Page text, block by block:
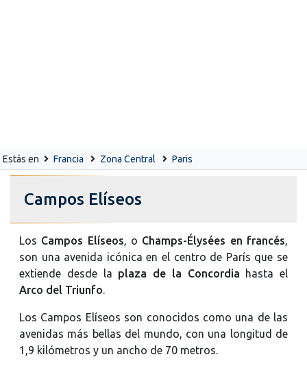
Estás en Francia Zona Central Paris
Campos Elíseos
Los Campos Elíseos, o Champs-Élysées en francés,
son una avenida icónica en el centro de París que se
extiende desde la plaza de la Concordia hasta el
Arco del Triunfo.
Los Campos Elíseos son conocidos como una de las
avenidas más bellas del mundo, con una longitud de
1,9 kilómetros y un ancho de 70 metros.